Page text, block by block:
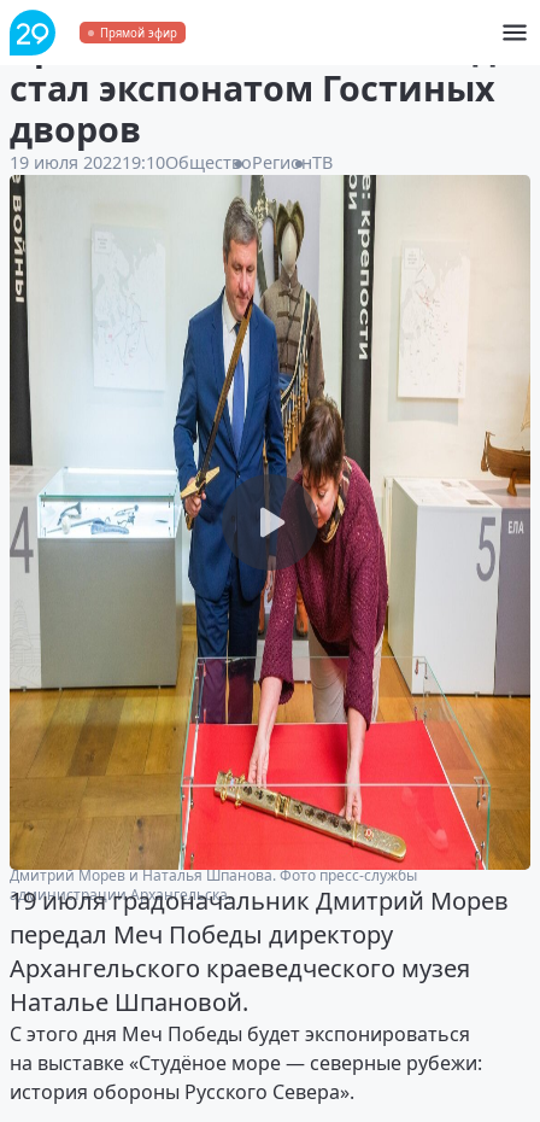
Прямой эфир
Архангельский Меч Победы
стал экспонатом Гостиных
дворов
19 июля 202219:10ОбществоРегионТВ
Дмитрий Морев и Наталья Шпанова. Фото пресс-службы
администрации Архангельска.
19 июля градоначальник Дмитрий Морев
передал Меч Победы директору
Архангельского краеведческого музея
Наталье Шпановой.
С этого дня Меч Победы будет экспонироваться
на выставке «Студёное море — северные рубежи:
история обороны Русского Севера».